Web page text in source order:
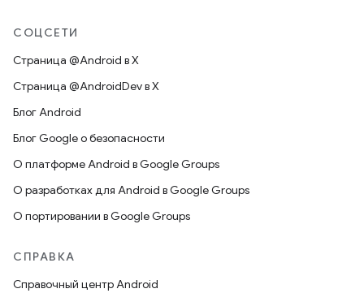
СОЦСЕТИ
Страница @Android в X
Страница @AndroidDev в X
Блог Android
Блог Google о безопасности
О платформе Android в Google Groups
О разработках для Android в Google Groups
О портировании в Google Groups
СПРАВКА
Справочный центр Android